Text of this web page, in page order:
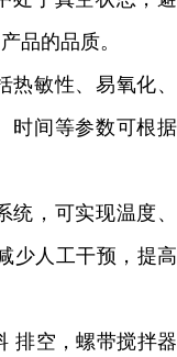
品的品质。
热敏性、易氧化、
时间等参数可根据
统，可实现温度、
少人工干预，提高
排空，螺带搅拌器